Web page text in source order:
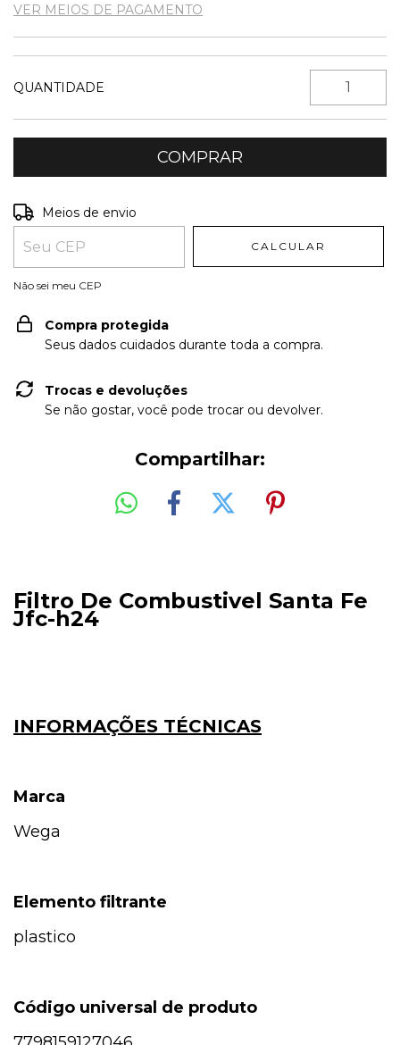
VER MEIOS DE PAGAMENTO
QUANTIDADE
Entregas para o CEP:
Meios de envio
CALCULAR
Não sei meu CEP
Compra protegida
Seus dados cuidados durante toda a compra.
Trocas e devoluções
Se não gostar, você pode trocar ou devolver.
Compartilhar:
Filtro De Combustivel Santa Fe
Jfc-h24
INFORMAÇÕES TÉCNICAS
Marca
Wega
Elemento filtrante
plastico
Código universal de produto